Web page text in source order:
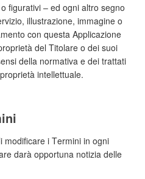
figurativi – ed ogni altro segno
illustrazione, immagine o
con questa Applicazione
del Titolare o dei suoi
della normativa e dei trattati
intellettuale.
modificare i Termini in ogni
darà opportuna notizia delle